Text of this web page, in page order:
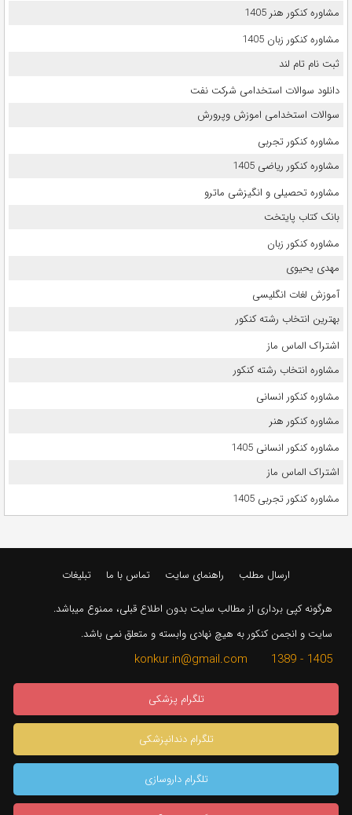
مشاوره کنکور هنر 1405
مشاوره کنکور زبان 1405
ثبت نام تام لند
دانلود سوالات استخدامی شرکت نفت
سوالات استخدامی اموزش وپرورش
مشاوره کنکور تجربی
مشاوره کنکور ریاضی 1405
مشاوره تحصیلی و انگیزشی ماترو
بانک کتاب پایتخت
مشاوره کنکور زبان
مهدی یحیوی
آموزش لغات انگلیسی
بهترین انتخاب رشته کنکور
اشتراک الماس ماز
مشاوره انتخاب رشته کنکور
مشاوره کنکور انسانی
مشاوره کنکور هنر
مشاوره کنکور انسانی 1405
اشتراک الماس ماز
مشاوره کنکور تجربی 1405
ارسال مطلب راهنمای سایت تماس با ما تبلیغات
هرگونه کپی برداری از مطالب سایت بدون اطلاع قبلی، ممنوع میباشد.
سایت و انجمن کنکور به هیچ نهادی وابسته و متعلق نمی باشد.
1405 - 1389 konkur.in@gmail.com
تلگرام پزشکی
تلگرام دندانپزشکی
تلگرام داروسازی